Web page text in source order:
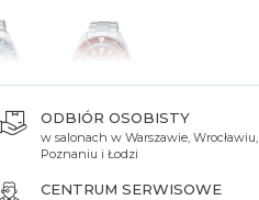
2 900 zł
ODBIÓR OSOBISTY
w salonach w Warszawie, Wrocławiu,
Poznaniu i Łodzi
CENTRUM SERWISOWE